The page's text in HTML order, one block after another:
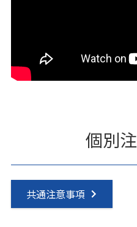
個別
共通注意事項